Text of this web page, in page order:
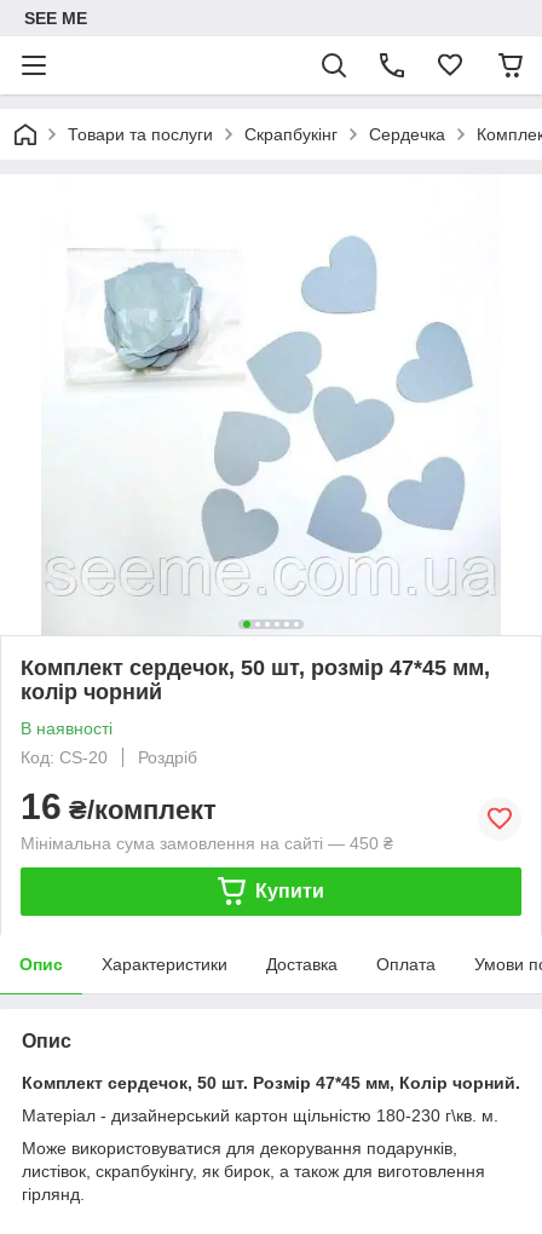
SEE ME
Товари та послуги Скрапбукінг Сердечка
Комплект сердечок, 50 шт, розмір 47*45 мм,
колір чорний
В наявності
Код: CS-20
Роздріб
16 ₴/комплект
Мінімальна сума замовлення на сайті — 450 ₴
Купити
Опис Характеристики Доставка Оплата Умови
Опис
Комплект сердечок, 50 шт. Розмір 47*45 мм, Колір чорний.
Матеріал - дизайнерський картон щільністю 180-230 г\кв. м.
Може використовуватися для декорування подарунків,
листівок, скрапбукінгу, як бирок, а також для виготовлення
гірлянд.